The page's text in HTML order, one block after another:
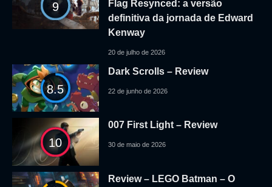
9
Flag Resynced: a versão
definitiva da jornada de Edward
Kenway
20 de julho de 2026
8.5
Dark Scrolls – Review
22 de junho de 2026
10
007 First Light – Review
30 de maio de 2026
Review – LEGO Batman – O